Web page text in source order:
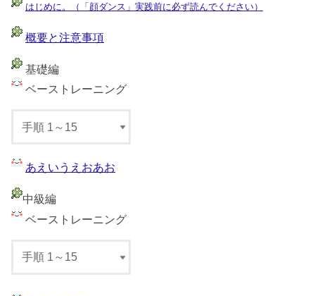
はじめに。（「顔ダンス」実践前に必ず読んでください）
概要と注意事項
基礎編
ベーストレーニング
あえいうえおあお
中級編
ベーストレーニング